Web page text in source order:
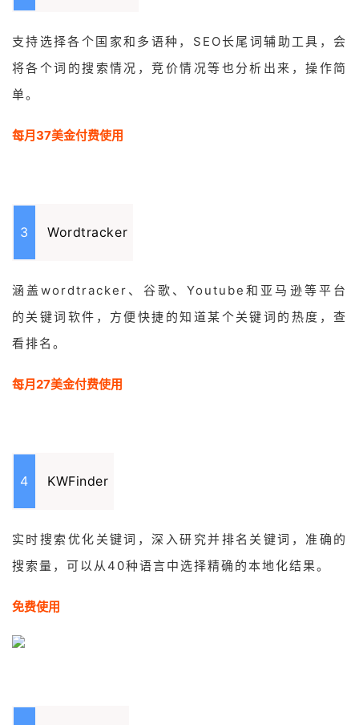
支持选择各个国家和多语种，SEO长尾词辅助工具，会
将各个词的搜索情况，竞价情况等也分析出来，操作简
单。
每月37美金付费使用
3 Wordtracker
涵盖wordtracker、谷歌、Youtube和亚马逊等平台
的关键词软件，方便快捷的知道某个关键词的热度，查
看排名。
每月27美金付费使用
4 KWFinder
实时搜索优化关键词，深入研究并排名关键词，准确的
搜索量，可以从40种语言中选择精确的本地化结果。
免费使用